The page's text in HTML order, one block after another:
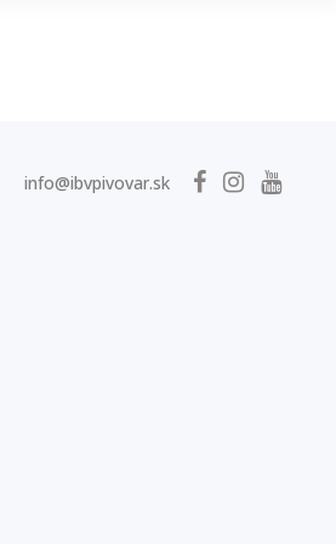
info@ibvpivovar.sk